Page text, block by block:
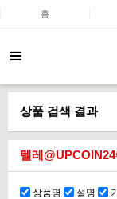
홈
상품 검색 결과
텔레
상품명 설명